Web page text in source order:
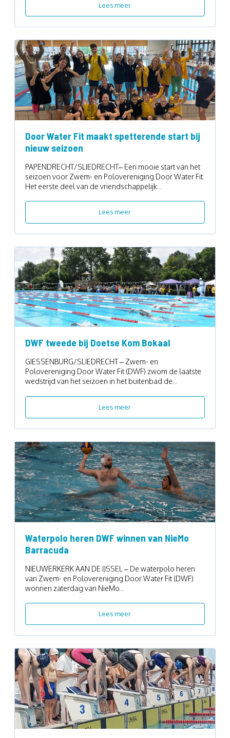
Lees meer
Door Water Fit maakt spetterende start bij
nieuw seizoen
PAPENDRECHT/SLIEDRECHT– Een mooie start van het
seizoen voor Zwem- en Polovereniging Door Water Fit.
Het eerste deel van de vriendschappelijk...
Lees meer
DWF tweede bij Doetse Kom Bokaal
GIESSENBURG/SLIEDRECHT – Zwem- en
Polovereniging Door Water Fit (DWF) zwom de laatste
wedstrijd van het seizoen in het buitenbad de...
Lees meer
Waterpolo heren DWF winnen van NieMo
Barracuda
NIEUWERKERK AAN DE IJSSEL – De waterpolo heren
van Zwem- en Polovereniging Door Water Fit (DWF)
wonnen zaterdag van NieMo...
Lees meer